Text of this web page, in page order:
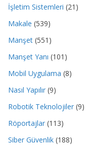
İşletim Sistemleri (21)
Makale (539)
Manşet (551)
Manşet Yanı (101)
Mobil Uygulama (8)
Nasıl Yapılır (9)
Robotik Teknolojiler (9)
Röportajlar (113)
Siber Güvenlik (188)